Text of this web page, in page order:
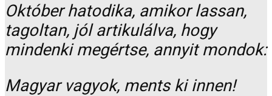
Október hatodika, amikor lassan,
tagoltan, jól artikulálva, hogy
mindenki megértse, annyit mondok:
Magyar vagyok, ments ki innen!